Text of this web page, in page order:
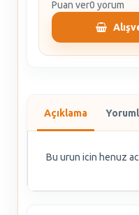
Puan ver0 yorum
Açıklama
Bu urun icin henuz